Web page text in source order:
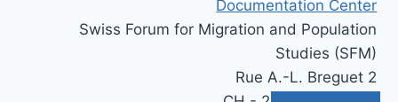
Documentation Center
Swiss Forum for Migration and Population
Studies (SFM)
Rue A.-L. Breguet 2